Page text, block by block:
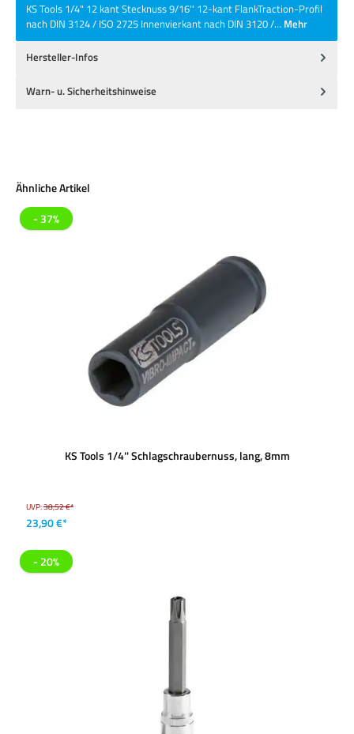
KS Tools 1/4" 12 kant Stecknuss 9/16'' 12-kant FlankTraction-Profil
nach DIN 3124 / ISO 2725 Innenvierkant nach DIN 3120 /… Mehr
Hersteller-Infos
Warn- u. Sicherheitshinweise
Produktgalerie überspringen
Ähnliche Artikel
- 37%
KS Tools 1/4'' Schlagschraubernuss, lang, 8mm
UVP:38,52 €*
23,90 €*
- 20%